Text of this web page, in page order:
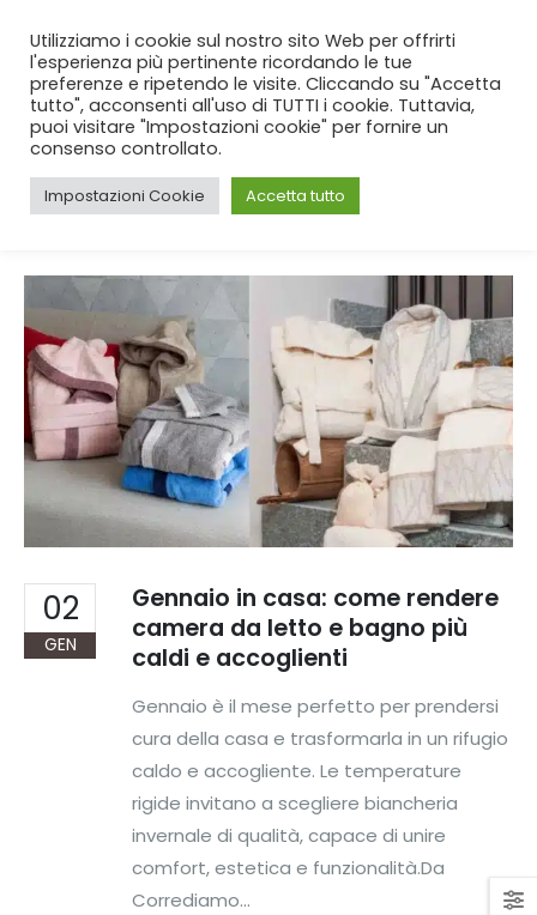
SPEDIZIONE GRATUITA per ordini da 99€!
CASA BLOG TAG -CAMERA DA LETTO
02
GEN
Gennaio in casa: come rendere
camera da letto e bagno più
caldi e accoglienti
Gennaio è il mese perfetto per prendersi
cura della casa e trasformarla in un rifugio
caldo e accogliente. Le temperature
rigide invitano a scegliere biancheria
invernale di qualità, capace di unire
comfort, estetica e funzionalità.Da
Corrediamo...
Utilizziamo i cookie sul nostro sito Web per offrirti
l'esperienza più pertinente ricordando le tue
preferenze e ripetendo le visite. Cliccando su "Accetta
tutto", acconsenti all'uso di TUTTI i cookie. Tuttavia,
puoi visitare "Impostazioni cookie" per fornire un
consenso controllato.
Impostazioni Cookie Accetta tutto